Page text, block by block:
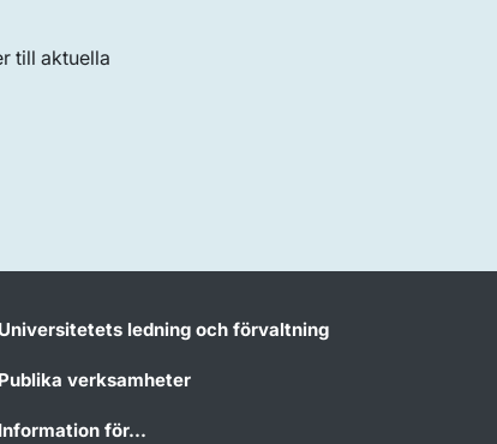
till aktuella
Universitetets ledning och förvaltning
Publika verksamheter
Information för...